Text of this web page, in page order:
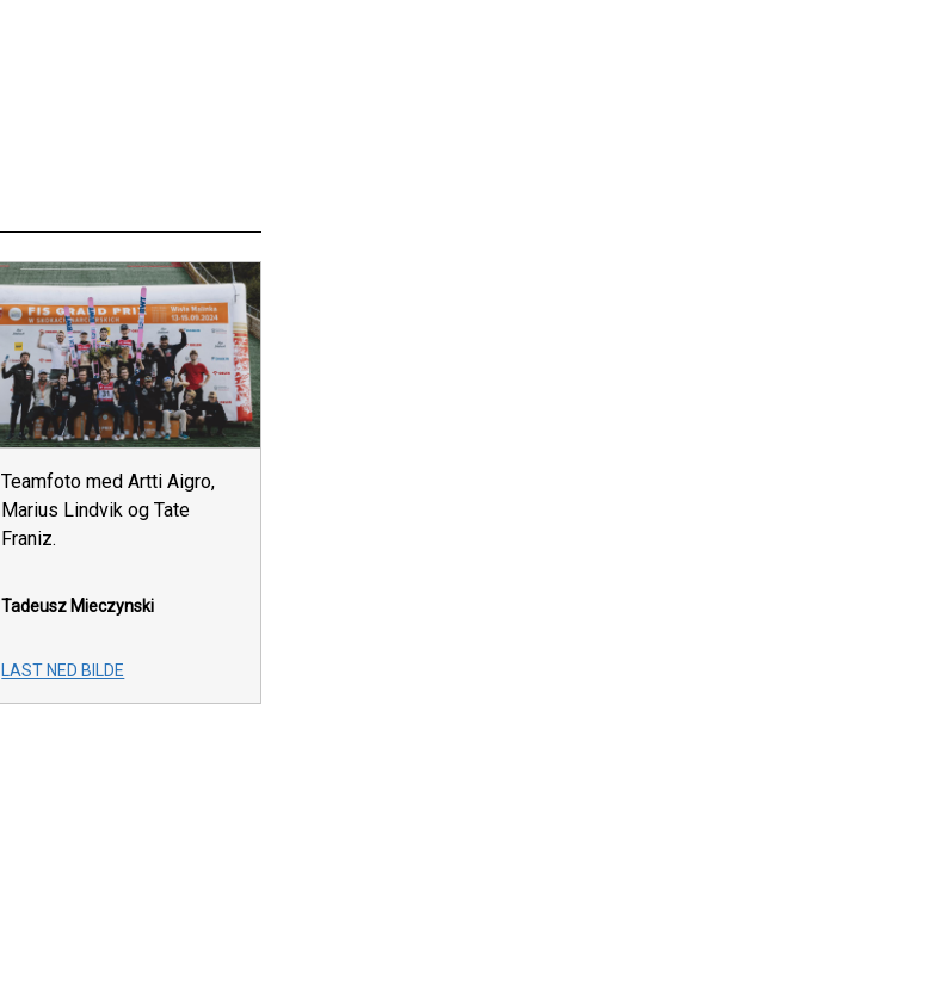
Teamfoto med Artti Aigro,
Marius Lindvik og Tate
Franiz.
Tadeusz Mieczynski
LAST NED BILDE